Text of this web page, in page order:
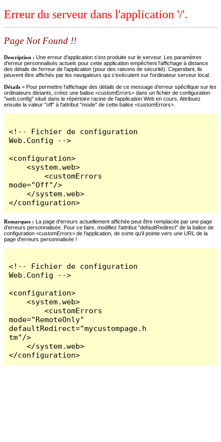
Erreur du serveur dans l'application '/'.
Page Not Found !!
Description : Une erreur d'application s'est produite sur le serveur. Les paramètres
d'erreur personnalisés actuels pour cette application empêchent l'affichage à distance
des détails de l'erreur de l'application (pour des raisons de sécurité). Cependant, ils
peuvent être affichés par les navigateurs qui s'exécutent sur l'ordinateur serveur local.
Détails = Pour permettre l'affichage des détails de ce message d'erreur spécifique sur les
ordinateurs distants, créez une balise <customErrors> dans un fichier de configuration
"web.config" situé dans le répertoire racine de l'application Web en cours. Attribuez
ensuite la valeur "off" à l'attribut "mode" de cette balise <customErrors>.
<!-- Fichier de configuration
Web.Config -->
<configuration>
    <system.web>
        <customErrors
mode="Off"/>
    </system.web>
</configuration>
Remarques : La page d'erreurs actuellement affichée peut être remplacée par une page
d'erreurs personnalisée. Pour ce faire, modifiez l'attribut "defaultRedirect" de la balise de
configuration <customErrors> de l'application, de sorte qu'il pointe vers une URL de la
page d'erreurs personnalisée !
<!-- Fichier de configuration
Web.Config -->
<configuration>
    <system.web>
        <customErrors
mode="RemoteOnly"
defaultRedirect="mycustompage.h
tm"/>
    </system.web>
</configuration>